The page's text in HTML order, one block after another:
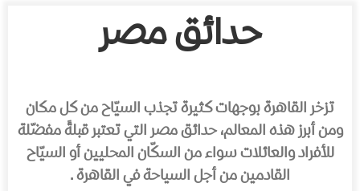
حدائق مصر
تزخر القاهرة بوجهات كثيرة تجذب السيّاح من كل مكان
ومن أبرز هذه المعالم، حدائق مصر التي تعتبر قبلةً مفضّلة
للأفراد والعائلات سواء من السكّان المحليين أو السيّاح
القادمين من أجل السياحة في القاهرة .